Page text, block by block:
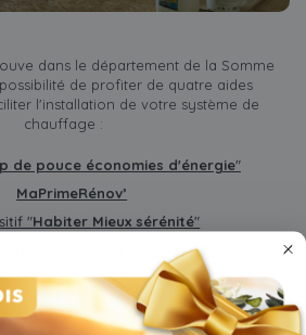
dans le département de la Somme
de profiter de quatre aides
l'installation de votre système de
chauffage :
de pouce économies d'énergie"
MaPrimeRénov’
"Habiter Mieux sérénité"
(CEE)
d’entreprendre toutes les démarches
auprès des organismes d’aide avant
auprès de tout professionnel.